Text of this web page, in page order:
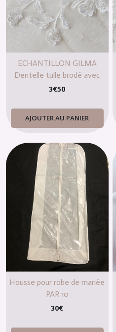
ECHANTILLON GILMA
Dentelle tulle brodé avec
sequins
3€50
AJOUTER AU PANIER
Housse pour robe de mariée
PAR 10
30€